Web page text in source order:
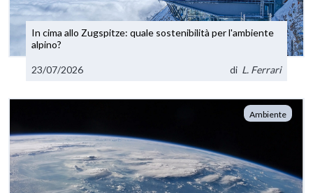
In cima allo Zugspitze: quale sostenibilità per l'ambiente
alpino?
23/07/2026 di L. Ferrari
Ambiente